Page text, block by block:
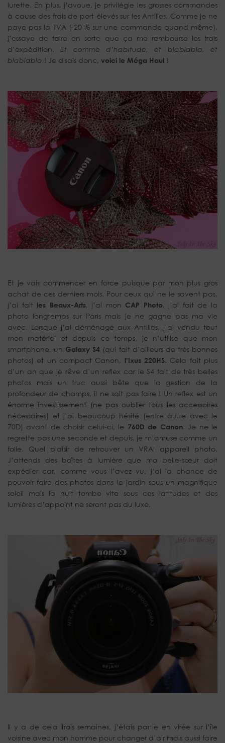
lurette. En plus, j’avoue, je privilégie les grosses commandes
à cause des frais de port élevés sur les Antilles. Comme je ne
paye pas la TVA (-20 % sur une commande quand même),
j’essaye de faire en sorte que ça me rembourse les frais
d’expédition.Et comme d’habitude, et blablabla, et
blablabla ! Je disais donc, voici le Méga Haul !
Et je vais commencer en force puisque par mon plus gros
achat de ces derniers mois. Pour ceux qui ne le savent pas,
j’ai fait les Beaux-Arts, j’ai mon CAP Photo, j’ai fait de la
photo longtemps sur Paris mais je ne gagne pas ma vie
avec. Lorsque j’ai déménagé aux Antilles, j’ai vendu tout
mon matériel et depuis ce temps, je n’utilise que mon
smartphone, un Galaxy S4 (qui fait d’ailleurs de très bonnes
photos) et un compact Canon, l’Ixus 220HS. Cela fait plus
d’un an que je rêve d’un reflex car le S4 fait de très belles
photos mais un truc aussi bête que la gestion de la
profondeur de champs, il ne sait pas faire ! Un reflex est un
énorme investissement (ne pas oublier tous les accessoires
nécessaires) et j’ai beaucoup hésité (entre autre avec le
70D) avant de choisir celui-ci, le 760D de Canon. Je ne le
regrette pas une seconde et depuis, je m’amuse comme un
folle. Quel plaisir de retrouver un VRAI appareil photo.
J’attends des boîtes à lumière que ma belle-sœur doit
expédier car, comme vous l’avez vu, j’ai la chance de
pouvoir faire des photos dans le jardin sous un magnifique
soleil mais la nuit tombe vite sous ces latitudes et des
lumières d’appoint ne seront pas du luxe.
Il y a de cela trois semaines, j’étais partie en virée sur l’île
voisine avec mon homme pour changer d’air mais aussi faire